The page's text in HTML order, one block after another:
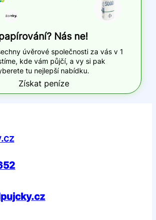
Nás ne!
úvěrové společnosti za vás v 1
kde vám půjčí, a vy si pak
tu nejlepší nabídku.
Získat peníze